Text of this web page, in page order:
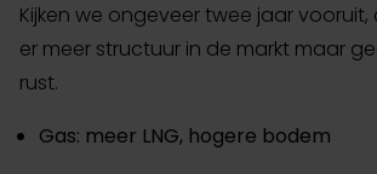
Kijken we ongeveer twee jaar
er meer structuur in de markt maar
rust.
Gas: meer LNG, hogere bodem